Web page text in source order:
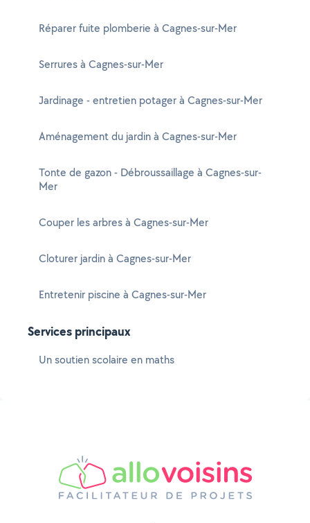
Réparer fuite plomberie à Cagnes-sur-Mer
Serrures à Cagnes-sur-Mer
Jardinage - entretien potager à Cagnes-sur-Mer
Aménagement du jardin à Cagnes-sur-Mer
Tonte de gazon - Débroussaillage à Cagnes-sur-
Mer
Couper les arbres à Cagnes-sur-Mer
Cloturer jardin à Cagnes-sur-Mer
Entretenir piscine à Cagnes-sur-Mer
Services principaux
Un soutien scolaire en maths